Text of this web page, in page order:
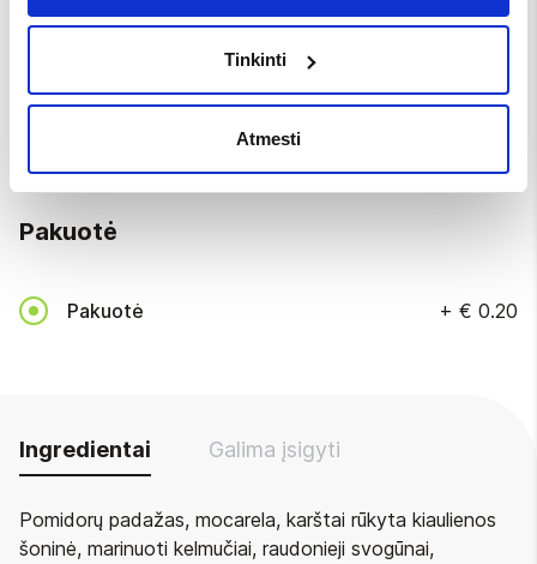
Tinkinti
Atmesti
Vienkartiniai įrankiai
Be įrankių
Vienkartiniai įrankiai
Pakuotė
Pakuotė + € 0.20
Ingredientai Galima įsigyti
Pomidorų padažas, mocarela, karštai rūkyta kiaulienos
šoninė, marinuoti kelmučiai, raudonieji svogūnai,